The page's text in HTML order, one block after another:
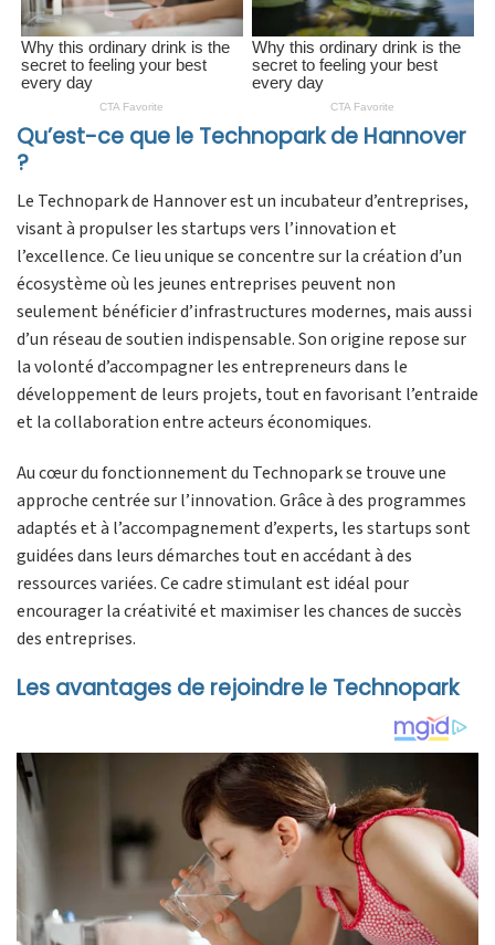
Qu’est-ce que le Technopark de Hannover
?
Le Technopark de Hannover est un incubateur d’entreprises,
visant à propulser les startups vers l’innovation et
l’excellence. Ce lieu unique se concentre sur la création d’un
écosystème où les jeunes entreprises peuvent non
seulement bénéficier d’infrastructures modernes, mais aussi
d’un réseau de soutien indispensable. Son origine repose sur
la volonté d’accompagner les entrepreneurs dans le
développement de leurs projets, tout en favorisant l’entraide
et la collaboration entre acteurs économiques.
Au cœur du fonctionnement du Technopark se trouve une
approche centrée sur l’innovation. Grâce à des programmes
adaptés et à l’accompagnement d’experts, les startups sont
guidées dans leurs démarches tout en accédant à des
ressources variées. Ce cadre stimulant est idéal pour
encourager la créativité et maximiser les chances de succès
des entreprises.
Les avantages de rejoindre le Technopark